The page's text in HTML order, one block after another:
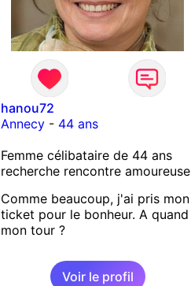
hanou72
Annecy- 44 ans
Femme célibataire de 44 ans
recherche rencontre amoureuse
Comme beaucoup, j'ai pris mon
ticket pour le bonheur. A quand
mon tour ?
Voir le profil